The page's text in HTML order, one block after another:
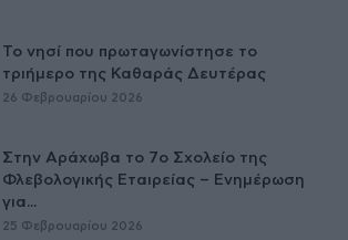
Το νησί που πρωταγωνίστησε το
τριήμερο της Καθαράς Δευτέρας
26 Φεβρουαρίου 2026
Στην Αράχωβα το 7ο Σχολείο της
Φλεβολογικής Εταιρείας – Ενημέρωση
για...
25 Φεβρουαρίου 2026